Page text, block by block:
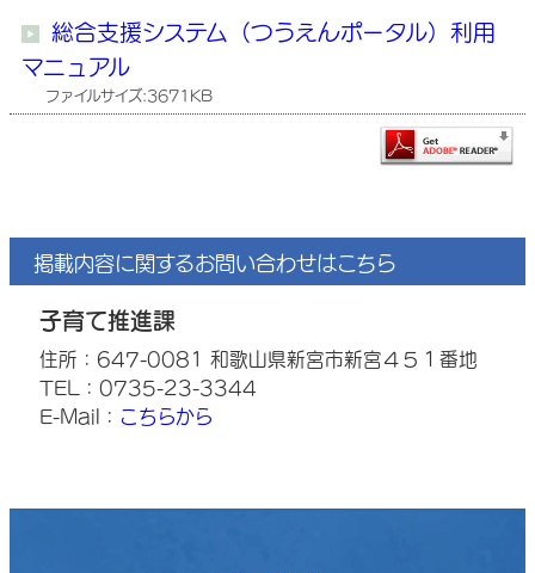
総合支援システム（つうえんポータル）利用
マニュアル
ファイルサイズ:3671KB
掲載内容に関するお問い合わせはこちら
子育て推進課
住所：647-0081 和歌山県新宮市新宮４５１番地
TEL：0735-23-3344
E-Mail： こちらから